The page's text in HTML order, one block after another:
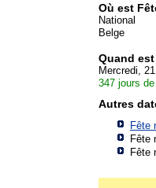
Où est
National
Belge
Quand
Mercredi,
347 jours
Autres
Fête
Fête
Fête